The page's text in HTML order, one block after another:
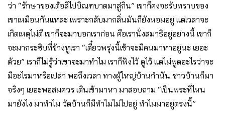
ว่า “รักษาของเด้อสิไปบิณฑบาตมาสู่กิน” เขาก็คงจะรับทราบของ
เขาเหมือนกันแหละ เพราะกลับมากลิ่นมันก็ยังหอมอยู่ แต่เวลาจะ
เกิดเหตุไม่ดี เขาก็จะมาบอกเราก่อน คือเรานั่งสมาธิอยู่อย่างนี้ เขาก็
จะมากระซิบที่ข้างหูเรา “เดี๋ยวพรุ่งนี้เช้าจะมีคนมาหาอยู่นะ เยอะ
ด้วย” เราก็ไม่รู้ว่าเขาจะมาทำไม เราก็ฟังไว้ ดูไว้ แต่ไม่พูดอะไรว่าจะ
มีอะไรมาหรือเปล่า พอถึงเวลา ทางผู้ใหญ่บ้านกำนัน ชาวบ้านก็มา
จริงๆ เยอะพอสมควร เดินเข้ามาหา มาสอบถาม “เป็นพระที่ไหน
มายังไง มาทำไม วัดบ้านก็มีทำไมไม่ไปอยู่ ทำไมมาอยู่ตรงนี้”